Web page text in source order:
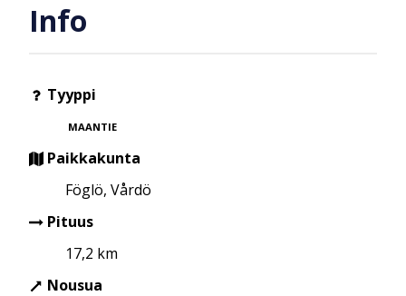
Info
Tyyppi
MAANTIE
Paikkakunta
Föglö, Vårdö
Pituus
17,2 km
Nousua